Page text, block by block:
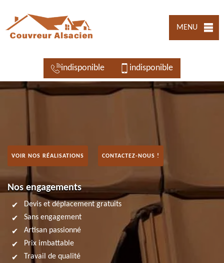
MENU
indisponible indisponible
VOIR NOS RÉALISATIONS CONTACTEZ-NOUS !
Nos engagements
Devis et déplacement gratuits
Sans engagement
Artisan passionné
Prix imbattable
Travail de qualité